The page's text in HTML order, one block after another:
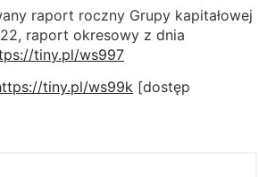
raport roczny Grupy kapitałowej
raport okresowy z dnia
tiny.pl/ws997
tiny.pl/ws99k [dostęp